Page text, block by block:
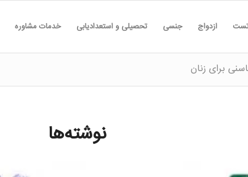
ازدواج جنسی تحصیلی و استعدادیابی خدمات مشاوره
برای زنان
نوشته‌ها